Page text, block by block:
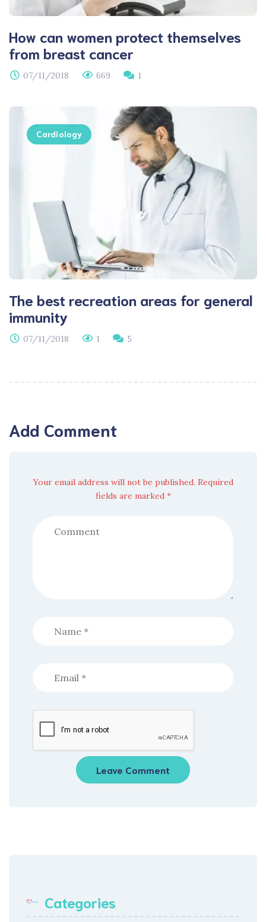
How can women protect themselves
from breast cancer
07/11/2018 669 1
Cardiology
The best recreation areas for general
immunity
07/11/2018 1 5
Add Comment
Your email address will not be published. Required
fields are marked *
Categories